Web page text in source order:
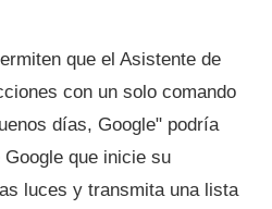
que el Asistente de
con un solo comando
días, Google" podría
que inicie su
luces y transmita una lista